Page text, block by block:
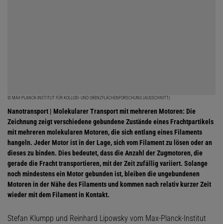
© MAX-PLANCK-INSTITUT FÜR KOLLOID- UND GRENZFLÄCHENFORSCHUNG (AUSSCHNITT)
Nanotransport | Molekularer Transport mit mehreren Motoren: Die
Zeichnung zeigt verschiedene gebundene Zustände eines Frachtpartikels
mit mehreren molekularen Motoren, die sich entlang eines Filaments
hangeln. Jeder Motor ist in der Lage, sich vom Filament zu lösen oder an
dieses zu binden. Dies bedeutet, dass die Anzahl der Zugmotoren, die
gerade die Fracht transportieren, mit der Zeit zufällig variiert. Solange
noch mindestens ein Motor gebunden ist, bleiben die ungebundenen
Motoren in der Nähe des Filaments und kommen nach relativ kurzer Zeit
wieder mit dem Filament in Kontakt.
Stefan Klumpp und Reinhard Lipowsky vom Max-Planck-Institut